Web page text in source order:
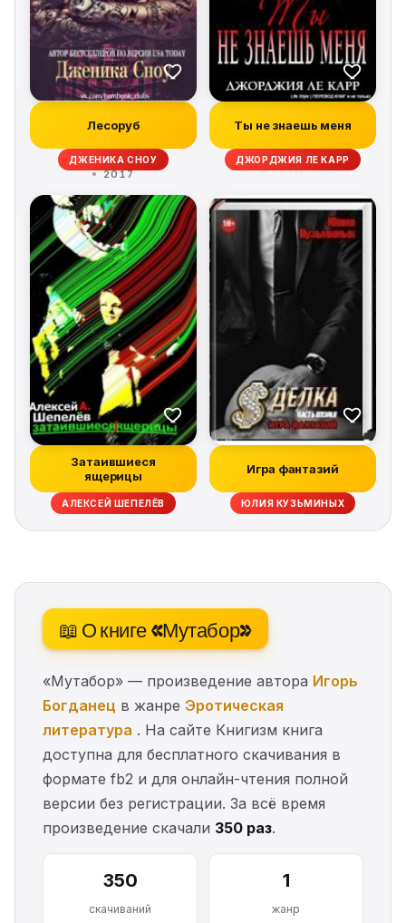
Лесоруб
ДЖЕНИКА СНОУ
2017
Ты не знаешь меня
ДЖОРДЖИЯ ЛЕ КАРР
Затаившиеся
ящерицы
АЛЕКСЕЙ ШЕПЕЛЁВ
Игра фантазий
ЮЛИЯ КУЗЬМИНЫХ
📖 О книге «Мутабор»
«Мутабор» — произведение автора Игорь
Богданец в жанре Эротическая
литература . На сайте Книгизм книга
доступна для бесплатного скачивания в
формате fb2 и для онлайн-чтения полной
версии без регистрации. За всё время
произведение скачали 350 раз.
350
скачиваний
1
жанр